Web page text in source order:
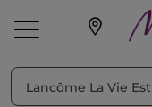
Triediť podľa